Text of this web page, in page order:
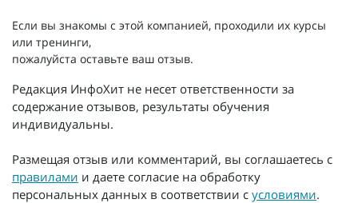
Если вы знакомы с этой компанией, проходили их курсы
или тренинги,
пожалуйста оставьте ваш отзыв.
Редакция ИнфоХит не несет ответственности за
содержание отзывов, результаты обучения
индивидуальны.
Размещая отзыв или комментарий, вы соглашаетесь с
правилами и даете согласие на обработку
персональных данных в соответствии с условиями.